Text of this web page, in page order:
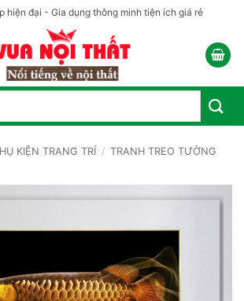
hiện đại - Gia dụng thông minh tiện ích giá rẻ
KIỆN TRANG TRÍ / TRANH TREO TƯỜNG